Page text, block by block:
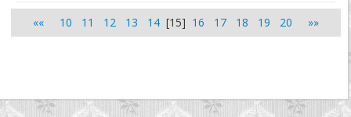
«« 10 11 12 13 14 [15] 16 17 18 19 20 »»